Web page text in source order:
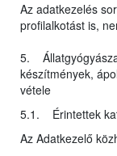
Az adatkezelés
profilalkotást is,
5.
készítmények,
vétele
5.1. Érintettek
Az Adatkezelő